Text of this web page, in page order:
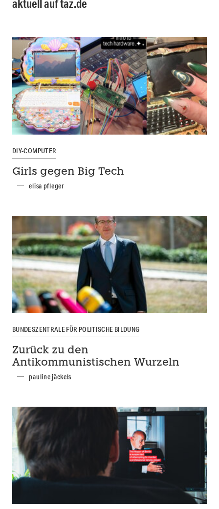
aktuell auf taz.de
DIY-COMPUTER
Girls gegen Big Tech
elisa pfleger
BUNDESZENTRALE FÜR POLITISCHE BILDUNG
Zurück zu den
Antikommunistischen Wurzeln
pauline jäckels